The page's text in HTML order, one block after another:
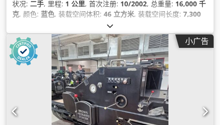
状况: 二手, 里程: 1 公里, 首次注册: 10/2002, 总重量: 16,000 千
克, 颜色: 蓝色, 装载空间体积: 46 立方米, 装载空间长度: 7,300
2,470 毫米, 货舱高度:
小广告